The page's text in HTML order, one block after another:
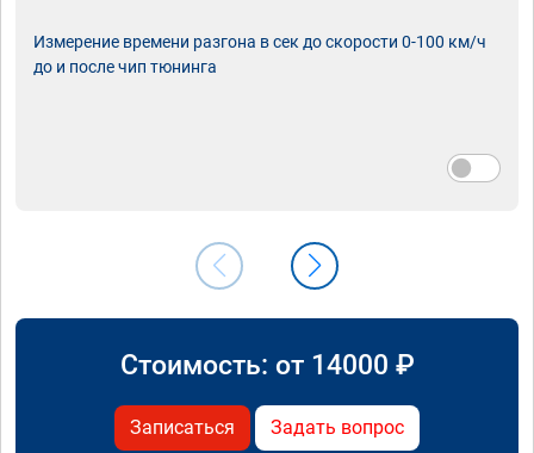
Измерение времени разгона в сек до скорости 0-100 км/ч
до и после чип тюнинга
Стоимость: от 14000 ₽
Записаться Задать вопрос